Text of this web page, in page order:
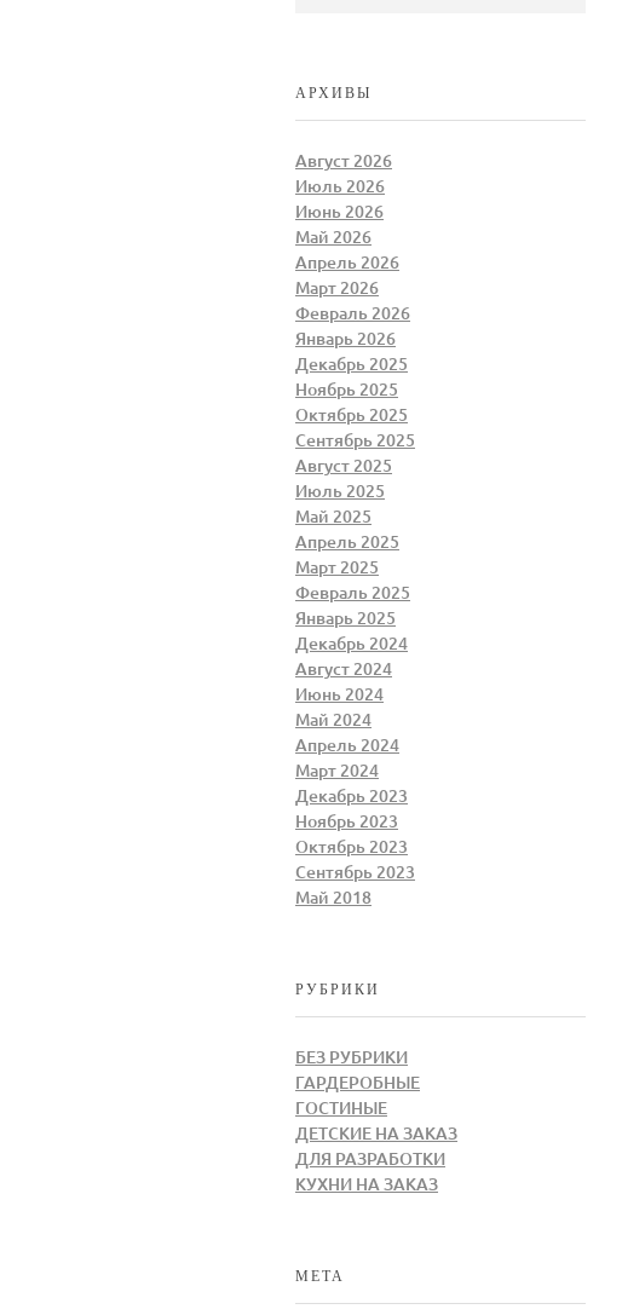
АРХИВЫ
Август 2026
Июль 2026
Июнь 2026
Май 2026
Апрель 2026
Март 2026
Февраль 2026
Январь 2026
Декабрь 2025
Ноябрь 2025
Октябрь 2025
Сентябрь 2025
Август 2025
Июль 2025
Май 2025
Апрель 2025
Март 2025
Февраль 2025
Январь 2025
Декабрь 2024
Август 2024
Июнь 2024
Май 2024
Апрель 2024
Март 2024
Декабрь 2023
Ноябрь 2023
Октябрь 2023
Сентябрь 2023
Май 2018
РУБРИКИ
БЕЗ РУБРИКИ
ГАРДЕРОБНЫЕ
ГОСТИНЫЕ
ДЕТСКИЕ НА ЗАКАЗ
ДЛЯ РАЗРАБОТКИ
КУХНИ НА ЗАКАЗ
МЕТА